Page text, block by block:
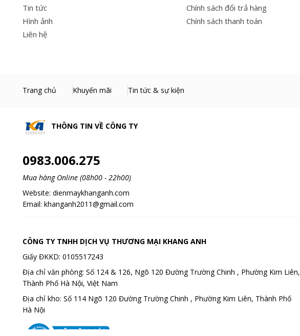
Tin tức
Hình ảnh
Liên hệ
Chính sách đổi trả hàng
Chính sách thanh toán
Trang chủ Khuyến mãi Tin tức & sự kiện
THÔNG TIN VỀ CÔNG TY
0983.006.275
Mua hàng Online (08h00 - 22h00)
Website: dienmaykhanganh.com
Email: khanganh2011@gmail.com
CÔNG TY TNHH DỊCH VỤ THƯƠNG MẠI KHANG ANH
Giấy ĐKKD: 0105517243
Địa chỉ văn phòng: Số 124 & 126, Ngõ 120 Đường Trường Chinh , Phường Kim Liên,
Thành Phố Hà Nội, Việt Nam
Địa chỉ kho: Số 114 Ngõ 120 Đường Trường Chinh , Phường Kim Liên, Thành Phố
Hà Nội